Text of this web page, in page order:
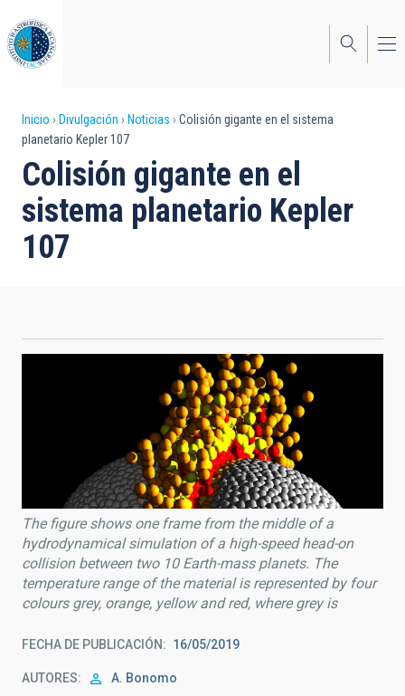
al
contenido
principal
Sobrescribir
enlaces
de
ayuda
a
Inicio Divulgación Noticias
Colisión gigante en el sistema
planetario Kepler 107
Colisión gigante en el
sistema planetario Kepler
107
The figure shows one frame from the middle of a
hydrodynamical simulation of a high-speed head-on
collision between two 10 Earth-mass planets. The
temperature range of the material is represented by four
colours grey, orange, yellow and red, where grey is
FECHA DE PUBLICACIÓN 16/05/2019
AUTORES
A. Bonomo